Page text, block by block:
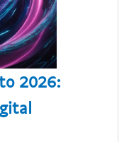
2026: